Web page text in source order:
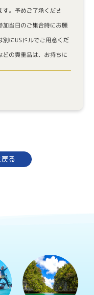
す。予めご了承くださ
加当日のご集合時にお願
にUSドルでご用意くだ
どの貴重品は、お持ちに
る